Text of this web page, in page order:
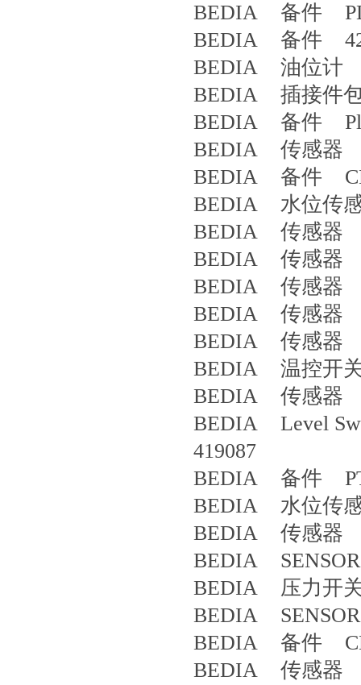
BEDIA 备件
BEDIA 备件
BEDIA 油位计
BEDIA 插接件
BEDIA 备件 Pls-
BEDIA 传感器
BEDIA 备件
BEDIA 水位传感
BEDIA 传感器
BEDIA 传感器
BEDIA 传感器
BEDIA 传感器
BEDIA 传感器
BEDIA 温控开
BEDIA 传感器
BEDIA Level
419087
BEDIA 备件 PT
BEDIA 水位传
BEDIA 传感器
BEDIA
BEDIA 压力开
BEDIA
BEDIA 备件
BEDIA 传感器